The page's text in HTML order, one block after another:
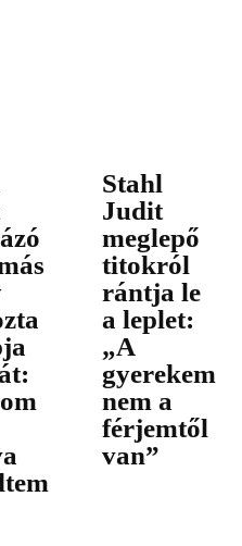
Stahl
Judit
meglepő
titokról
rántja le
a leplet:
„A
gyerekem
nem a
férjemtől
van”